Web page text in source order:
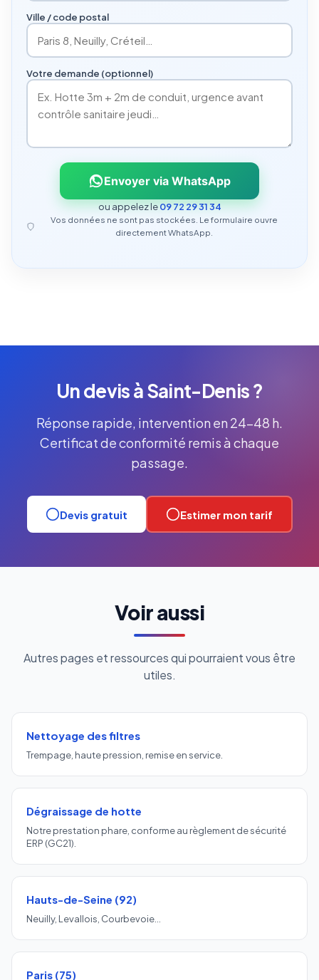
Ville / code postal
Votre demande (optionnel)
Envoyer via WhatsApp
ou appelez le09 72 29 31 34
Vos données ne sont pas stockées. Le formulaire ouvre
directement WhatsApp.
Un devis à Saint-Denis ?
Réponse rapide, intervention en 24-48 h.
Certificat de conformité remis à chaque
passage.
Devis gratuit Estimer mon tarif
Voir aussi
Autres pages et ressources qui pourraient vous être
utiles.
Nettoyage des filtres
Trempage, haute pression, remise en service.
Dégraissage de hotte
Notre prestation phare, conforme au règlement de sécurité
ERP (GC21).
Hauts-de-Seine (92)
Neuilly, Levallois, Courbevoie…
Paris (75)